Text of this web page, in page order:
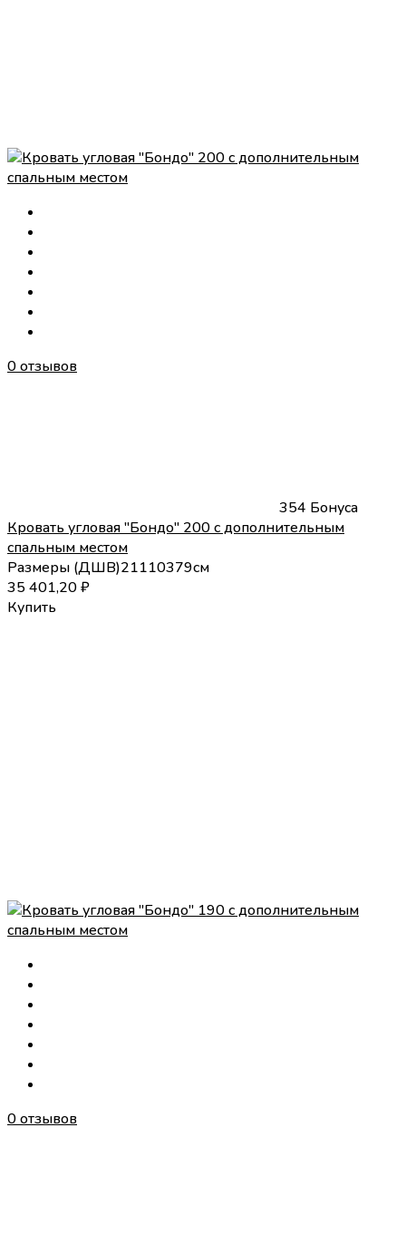
0 отзывов
354 Бонуса
Кровать угловая "Бондо" 200 с дополнительным
спальным местом
Размеры (ДШВ)21110379см
35 401,20₽
Купить
0 отзывов